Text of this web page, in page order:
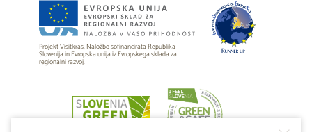
Projekt Visitkras. Naložbo sofinancirata Republika
Slovenija in Evropska unija iz Evropskega sklada za
regionalni razvoj.